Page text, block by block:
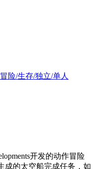
险/生存/独立/单人
开发的动作冒险
成的太空船完成任务，如